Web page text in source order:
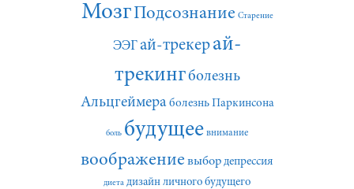
МозгПодсознание Старение
ЭЭГай-трекерай-
трекингболезнь
Альцгеймера болезнь Паркинсона
боль будущее внимание
воображение выбор депрессия
диета дизайн личного будущего